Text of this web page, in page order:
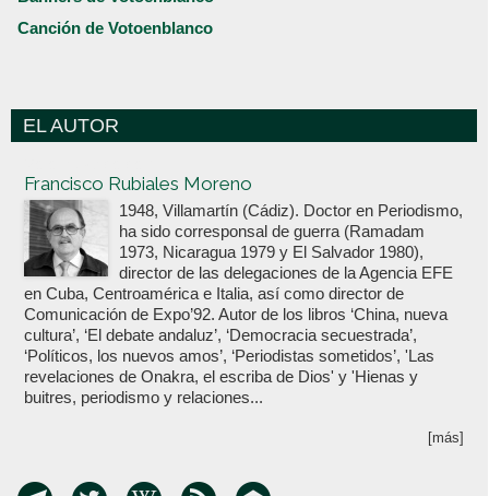
Canción de Votoenblanco
EL AUTOR
Francisco Rubiales Moreno
1948, Villamartín (Cádiz). Doctor en Periodismo,
ha sido corresponsal de guerra (Ramadam
1973, Nicaragua 1979 y El Salvador 1980),
director de las delegaciones de la Agencia EFE
en Cuba, Centroamérica e Italia, así como director de
Comunicación de Expo’92. Autor de los libros ‘China, nueva
cultura’, ‘El debate andaluz’, ‘Democracia secuestrada’,
‘Políticos, los nuevos amos’, ‘Periodistas sometidos’, 'Las
revelaciones de Onakra, el escriba de Dios' y 'Hienas y
buitres, periodismo y relaciones...
[más]